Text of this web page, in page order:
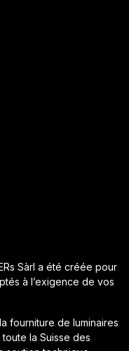
Sàrl a été créée pour
à l’exigence de vos
fourniture de luminaires
la Suisse des